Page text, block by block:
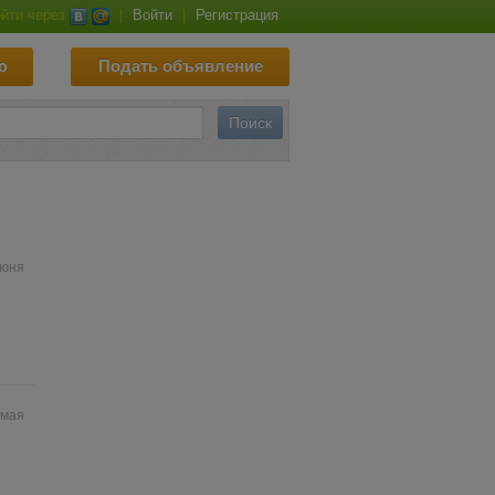
через Войти Регистрация
Подать объявление